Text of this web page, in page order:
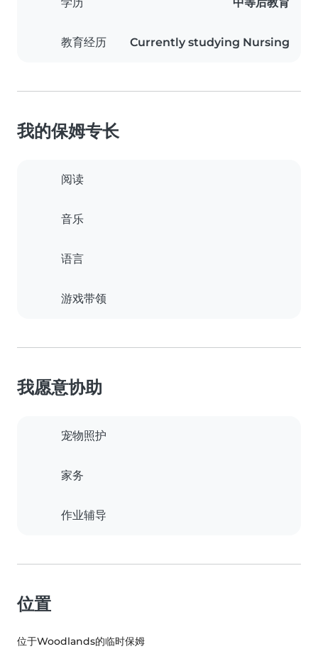
教育经历 Currently studying Nursing
我的保姆专长
阅读
音乐
语言
游戏带领
我愿意协助
宠物照护
家务
作业辅导
位置
位于Woodlands的临时保姆